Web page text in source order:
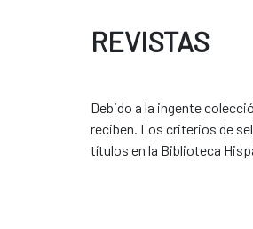
REVISTAS
Debido a la ingente
reciben. Los criterios de
títulos en la Biblioteca